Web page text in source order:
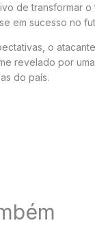
de transformar o
em sucesso no
o
revelado por
do país.